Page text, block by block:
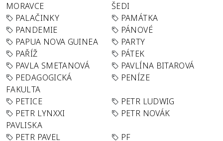
MORAVCE
ŠEDI
PALAČINKY
PAMÁTKA
PANDEMIE
PÁNOVÉ
PAPUA NOVA GUINEA
PARTY
PAŘÍŽ
PÁTEK
PAVLA SMETANOVÁ
PAVLÍNA BITAROVÁ
PEDAGOGICKÁ
FAKULTA
PENÍZE
PETICE
PETR LUDWIG
PETR LYNXXI
PAVLISKA
PETR NOVÁK
PETR PAVEL
PF